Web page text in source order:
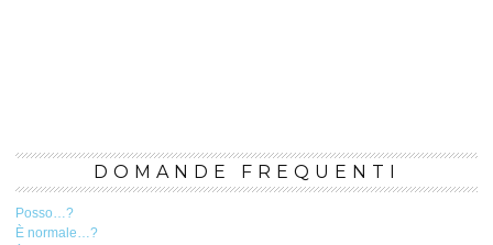
DOMANDE FREQUENTI
Posso…?
È normale…?